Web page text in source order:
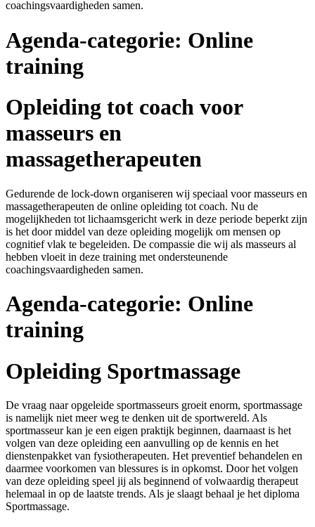
coachingsvaardigheden samen.
Agenda-categorie: Online
training
Opleiding tot coach voor
masseurs en
massagetherapeuten
Gedurende de lock-down organiseren wij speciaal voor masseurs en
massagetherapeuten de online opleiding tot coach. Nu de
mogelijkheden tot lichaamsgericht werk in deze periode beperkt zijn
is het door middel van deze opleiding mogelijk om mensen op
cognitief vlak te begeleiden. De compassie die wij als masseurs al
hebben vloeit in deze training met ondersteunende
coachingsvaardigheden samen.
Agenda-categorie: Online
training
Opleiding Sportmassage
De vraag naar opgeleide sportmasseurs groeit enorm, sportmassage
is namelijk niet meer weg te denken uit de sportwereld. Als
sportmasseur kan je een eigen praktijk beginnen, daarnaast is het
volgen van deze opleiding een aanvulling op de kennis en het
dienstenpakket van fysiotherapeuten. Het preventief behandelen en
daarmee voorkomen van blessures is in opkomst. Door het volgen
van deze opleiding speel jij als beginnend of volwaardig therapeut
helemaal in op de laatste trends. Als je slaagt behaal je het diploma
Sportmassage.